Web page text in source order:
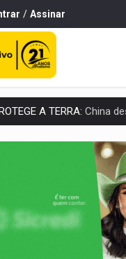
/ Assinar
Motociclista morre após
UM NUGGET:Essa
7 negócios
DA AMÉRICA:Brasil
10 dicas
Cientistas descobrem nova